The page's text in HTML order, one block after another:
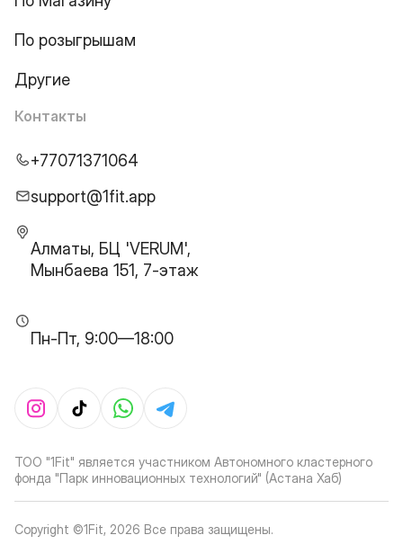
По розыгрышам
Другие
Контакты
+77071371064
support@1fit.app
Алматы, БЦ 'VERUM',
Мынбаева 151, 7-этаж
Пн-Пт, 9:00—18:00
ТОО "1Fit" является участником Автономного кластерного
фонда "Парк инновационных технологий" (Астана Хаб)
Copyright ©1Fit, 2026 Все права защищены.